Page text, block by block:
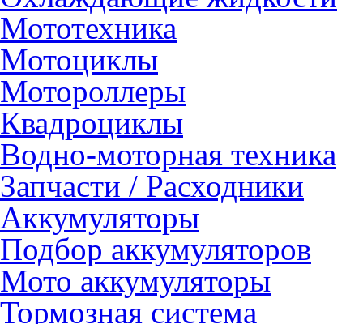
Мототехника
Мотоциклы
Мотороллеры
Квадроциклы
Водно-моторная техника
Запчасти / Расходники
Аккумуляторы
Подбор аккумуляторов
Мото аккумуляторы
Тормозная система